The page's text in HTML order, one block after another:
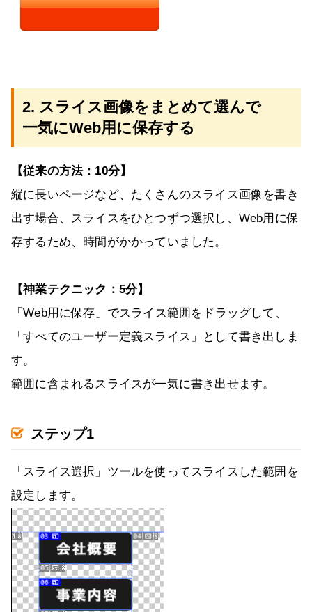
2. スライス画像をまとめて選んで
一気にWeb用に保存する
【従来の方法：10分】
縦に長いページなど、たくさんのスライス画像を書き
出す場合、スライスをひとつずつ選択し、Web用に保
存するため、時間がかかっていました。
【神業テクニック：5分】
「Web用に保存」でスライス範囲をドラッグして、
「すべてのユーザー定義スライス」として書き出しま
す。
範囲に含まれるスライスが一気に書き出せます。
ステップ1
「スライス選択」ツールを使ってスライスした範囲を
設定します。